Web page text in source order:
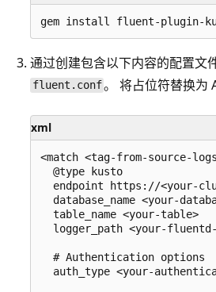
通过创建包含以下内容的配置文
fluent.conf。 将占位符替换为
xml
<match <tag-from-source-
  @type kusto
endpoint https://<your-
database_name <your-
  table_name <your-table>
logger_path <your-
  # Authentication options
auth_type <your-